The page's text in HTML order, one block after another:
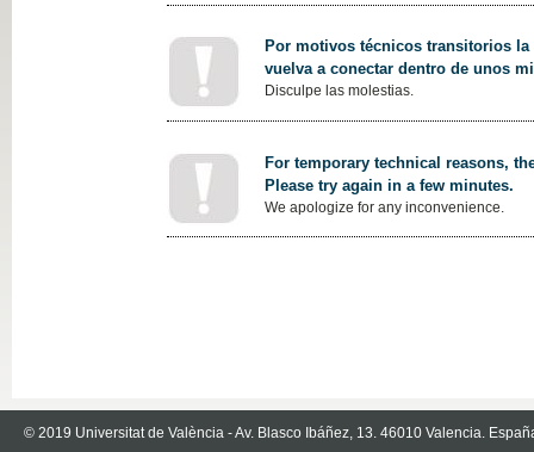
Por motivos técnicos transitorios
vuelva a conectar dentro de unos
Disculpe las molestias.
For temporary technical reasons,
Please try again in a few minutes.
We apologize for any inconvenience.
© 2019 Universitat de València - Av. Blasco Ibáñez, 13. 46010 Valencia.